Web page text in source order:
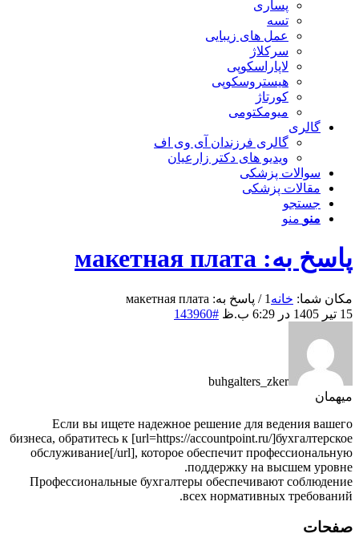
پساری
تسه
عمل های زیبایی
سرکلاژ
لاپاراسکوپی
هیستروسکوپی
کورتاژ
میومکتومی
گالری
گالری فرزندان آی وی اف
ویدیو های دکتر زارعیان
سوالات پزشکی
مقالات پزشکی
جستجو
منو منو
پاسخ به: макетная плата
مکان شما: خانه 1
/ پاسخ به: макетная плата
15 تیر 1405 در 6:29 ب.ظ
#143960
buhgalters_zker
میهمان
Если вы ищете надежное решение для ведения вашего
бизнеса, обратитесь к [url=https://accountpoint.ru/]бухгалтерское
обслуживание[/url], которое обеспечит профессиональную
поддержку на высшем уровне.
Профессиональные бухгалтеры обеспечивают соблюдение
всех нормативных требований.
صفحات